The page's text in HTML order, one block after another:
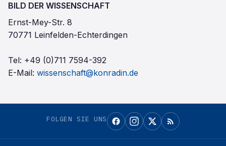
BILD DER WISSENSCHAFT
Ernst-Mey-Str. 8
70771 Leinfelden-Echterdingen
Tel: +49 (0)711 7594-392
E-Mail: wissenschaft@konradin.de
FOLGEN SIE UNS